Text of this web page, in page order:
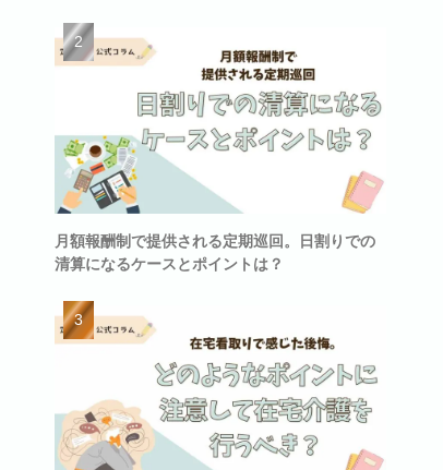
月額報酬制で提供される定期巡回。日割りでの
清算になるケースとポイントは？